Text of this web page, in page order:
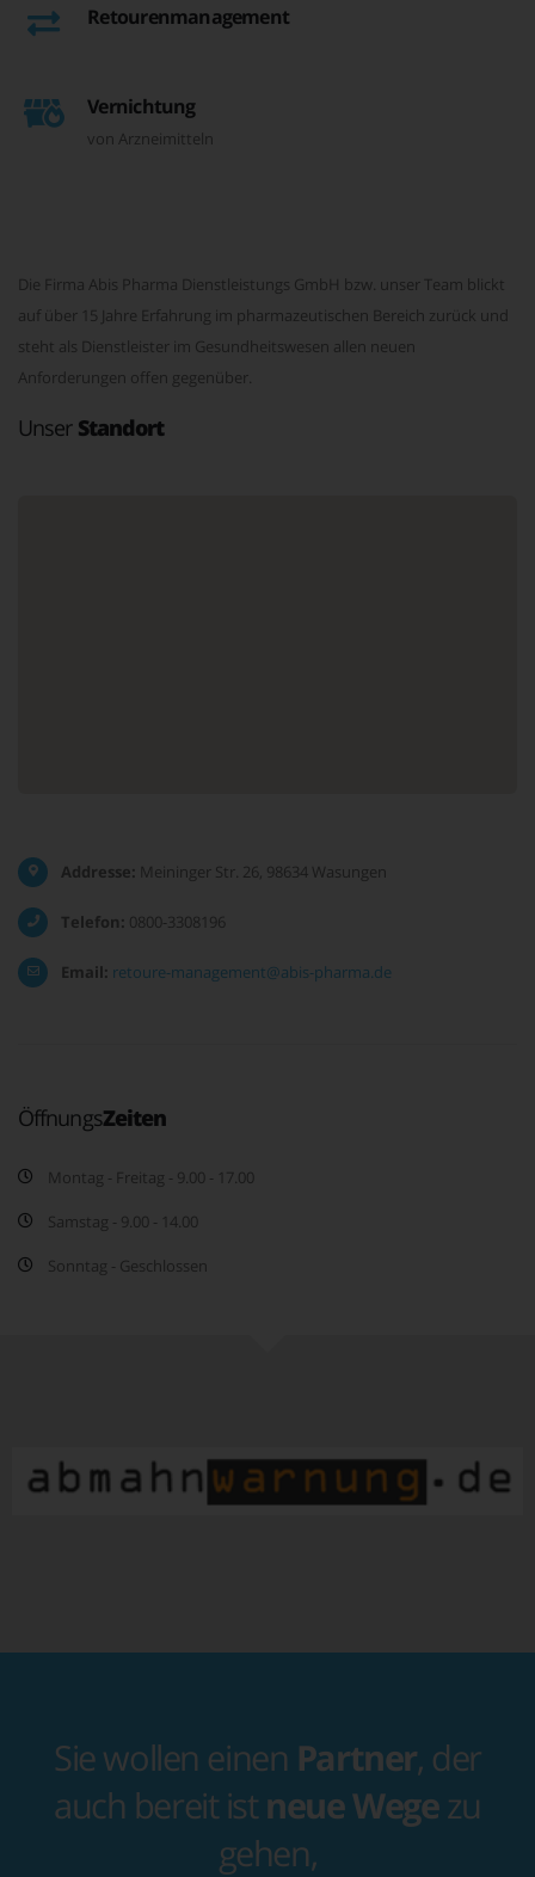
Retourenmanagement
Vernichtung
von Arzneimitteln
Die Firma Abis Pharma Dienstleistungs GmbH bzw. unser Team blickt
auf über 15 Jahre Erfahrung im pharmazeutischen Bereich zurück und
steht als Dienstleister im Gesundheitswesen allen neuen
Anforderungen offen gegenüber.
Unser Standort
Addresse: Meininger Str. 26, 98634 Wasungen
Telefon: 0800-3308196
Email: retoure-management@abis-pharma.de
ÖffnungsZeiten
Montag - Freitag - 9.00 - 17.00
Samstag - 9.00 - 14.00
Sonntag - Geschlossen
Sie wollen einen Partner, der
auch bereit ist neue Wegezu
gehen,